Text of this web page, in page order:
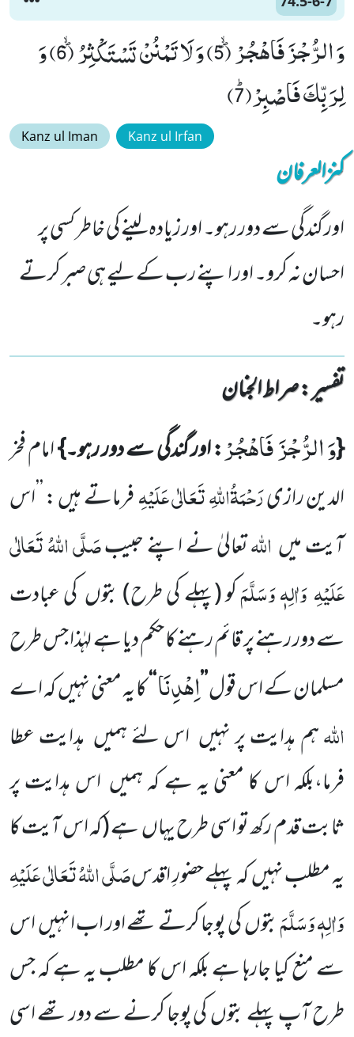
وَ الرُّجْزَ فَاهْجُرْﭪ (5) وَ لَا تَمْنُنْ تَسْتَكْثِرُﭪ (6) وَ
لِرَبِّكَ فَاصْبِرْﭤ(7)
Kanz ul Iman Kanz ul Irfan
کنزالعرفان
اور گندگی سے دور رہو۔ اور زیادہ لینے کی خاطر کسی پر
احسان نہ کرو۔ اور اپنے رب کے لیے ہی صبر کرتے
رہو۔
تفسیر : ‎صراط الجنان
{وَ الرُّجْزَ فَاهْجُرْ: اور گندگی سے دور رہو۔}امام فخر
الدین رازیرَحْمَۃُاللّٰہِ تَعَالٰی عَلَیْہِفرماتے ہیں :’’اس
آیت میں اللّٰہتعالیٰ نے اپنے حبیبصَلَّی اللّٰہُ تَعَالٰی
عَلَیْہِوَاٰلِہٖ وَسَلَّمَکو(پہلے کی طرح) بتوں کی عبادت
سے دور رہنے پر قائم رہنے کاحکم دیا ہے لہٰذا جس طرح
مسلمان کے اس قول’’اِهْدِنَا‘‘کا یہ معنی نہیںکہ اے
اللّٰہہم ہدایت پر نہیں اس لئے ہمیں ہدایت عطا
فرما،بلکہ اس کا معنی یہ ہے کہ ہمیں اس ہدایت پر
ثابت قدم رکھ تو اسی طرح یہاںہے(کہ اس آیت کا
یہ مطلب نہیںکہ پہلے حضورِ اقدسصَلَّی اللّٰہُ تَعَالٰی عَلَیْہِ
وَاٰلِہٖ وَسَلَّمَبتوںکی پوجا کرتے تھے اور اب انہیںاس
سے منع کیا جارہا ہے بلکہ اس کا مطلب یہ ہے کہ جس
طرح آپ پہلے بتوںکی پوجا کرنے سے دور تھے اسی